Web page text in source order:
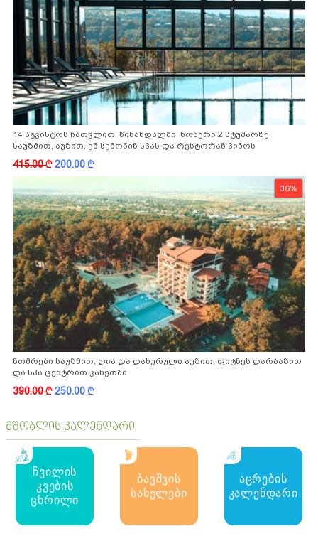
14 აგვისტოს ჩათვლით, წინანდალში, ნომერი 2 სტუმარზე
საუზმით, აუზით, ენ სემონინ სპას და რესტორან პინოს
ფასდაკლებით
415.00k200.00k
36%
ნომრები საუზმით, ღია და დახურული აუზით, ფიტნეს დარბაზით
და სპა ცენტრით კახეთში
390.00k250.00k
მშობლის კალენდარი
ჩვილის
კვების
ცხრილი
ბავშვის
სახელები
აცრების
კალენდარი